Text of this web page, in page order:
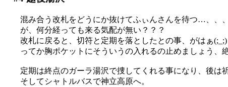
混み合う改札をどうにか抜けてふぃんさんを待つ…、、、
が、何分経っても来る気配が無い？？？
改札に戻ると、切符と定期を落としたとの事、がはぁ(;_;)
ってか胸ポケットにそういうの入れるの止めましょう、
定期は終点のガーラ湯沢で捜してくれる事になり、後は
そしてシャトルバスで神立高原へ。